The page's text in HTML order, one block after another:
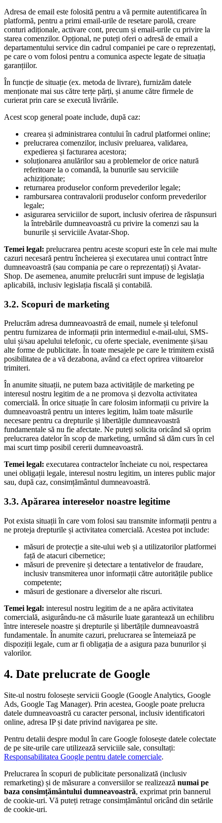
Adresa de email este folosită pentru a vă permite autentificarea în
platformă, pentru a primi email-urile de resetare parolă, creare
conturi adiționale, activare cont, precum și email-urile cu privire la
starea comenzilor. Opțional, ne puteți oferi o adresă de email a
departamentului service din cadrul companiei pe care o reprezentați,
pe care o vom folosi pentru a comunica aspecte legate de situația
garanțiilor.
În funcție de situație (ex. metoda de livrare), furnizăm datele
menționate mai sus către terțe părți, și anume către firmele de
curierat prin care se execută livrările.
Acest scop general poate include, după caz:
crearea și administrarea contului în cadrul platformei online;
prelucrarea comenzilor, inclusiv preluarea, validarea,
expedierea și facturarea acestora;
soluționarea anulărilor sau a problemelor de orice natură
referitoare la o comandă, la bunurile sau serviciile
achiziționate;
returnarea produselor conform prevederilor legale;
rambursarea contravalorii produselor conform prevederilor
legale;
asigurarea serviciilor de suport, inclusiv oferirea de răspunsuri
la întrebările dumneavoastră cu privire la comenzi sau la
bunurile și serviciile Avatar-Shop.
Temei legal: prelucrarea pentru aceste scopuri este în cele mai multe
cazuri necesară pentru încheierea și executarea unui contract între
dumneavoastră (sau compania pe care o reprezentați) și Avatar-
Shop. De asemenea, anumite prelucrări sunt impuse de legislația
aplicabilă, inclusiv legislația fiscală și contabilă.
3.2. Scopuri de marketing
Prelucrăm adresa dumneavoastră de email, numele și telefonul
pentru furnizarea de informații prin intermediul e-mail-ului, SMS-
ului și/sau apelului telefonic, cu oferte speciale, evenimente și/sau
alte forme de publicitate. În toate mesajele pe care le trimitem există
posibilitatea de a vă dezabona, având ca efect oprirea viitoarelor
trimiteri.
În anumite situații, ne putem baza activitățile de marketing pe
interesul nostru legitim de a ne promova și dezvolta activitatea
comercială. În orice situație în care folosim informații cu privire la
dumneavoastră pentru un interes legitim, luăm toate măsurile
necesare pentru ca drepturile și libertățile dumneavoastră
fundamentale să nu fie afectate. Ne puteți solicita oricând să oprim
prelucrarea datelor în scop de marketing, urmând să dăm curs în cel
mai scurt timp posibil cererii dumneavoastră.
Temei legal: executarea contractelor încheiate cu noi, respectarea
unei obligații legale, interesul nostru legitim, un interes public major
sau, după caz, consimțământul dumneavoastră.
3.3. Apărarea intereselor noastre legitime
Pot exista situații în care vom folosi sau transmite informații pentru a
ne proteja drepturile și activitatea comercială. Acestea pot include:
măsuri de protecție a site-ului web și a utilizatorilor platformei
față de atacuri cibernetice;
măsuri de prevenire și detectare a tentativelor de fraudare,
inclusiv transmiterea unor informații către autoritățile publice
competente;
măsuri de gestionare a diverselor alte riscuri.
Temei legal: interesul nostru legitim de a ne apăra activitatea
comercială, asigurându-ne că măsurile luate garantează un echilibru
între interesele noastre și drepturile și libertățile dumneavoastră
fundamentale. În anumite cazuri, prelucrarea se întemeiază pe
dispoziții legale, cum ar fi obligația de a asigura paza bunurilor și
valorilor.
4. Date prelucrate de Google
Site-ul nostru folosește servicii Google (Google Analytics, Google
Ads, Google Tag Manager). Prin acestea, Google poate prelucra
datele dumneavoastră cu caracter personal, inclusiv identificatori
online, adresa IP și date privind navigarea pe site.
Pentru detalii despre modul în care Google folosește datele colectate
de pe site-urile care utilizează serviciile sale, consultați:
Responsabilitatea Google pentru datele comerciale.
Prelucrarea în scopuri de publicitate personalizată (inclusiv
remarketing) și de măsurare a conversiilor se realizează numai pe
baza consimțământului dumneavoastră, exprimat prin bannerul
de cookie-uri. Vă puteți retrage consimțământul oricând din setările
de cookie-uri.